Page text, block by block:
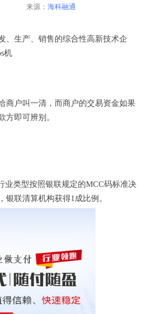
来源： 海科融通
、生产、销售的综合性高新技术企
机
商户叫一清，而商户的交易资金如果
方即可辨别。
业类型按照银联规定的MCC码标准决
联清算机构获得1成比例。